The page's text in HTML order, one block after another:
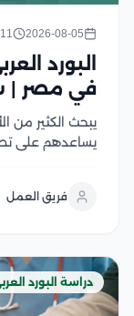
2026-08-05 11 دقائق قراءة
البورد
في مصر |
يبحث الكثير من
يساعدهم على
أفضل الخيارات
فريق العمل
دراسة البورد